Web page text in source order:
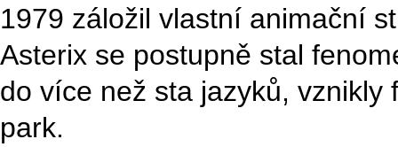
1979 záložil vlastní animační
Asterix se postupně stal
do více než sta jazyků,
park.